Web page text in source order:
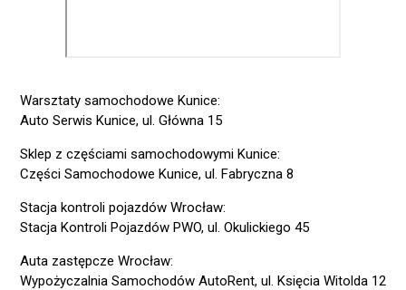
Warsztaty samochodowe Kunice:
Auto Serwis Kunice, ul. Główna 15
Sklep z częściami samochodowymi Kunice:
Części Samochodowe Kunice, ul. Fabryczna 8
Stacja kontroli pojazdów Wrocław:
Stacja Kontroli Pojazdów PWO, ul. Okulickiego 45
Auta zastępcze Wrocław:
Wypożyczalnia Samochodów AutoRent, ul. Księcia Witolda 12